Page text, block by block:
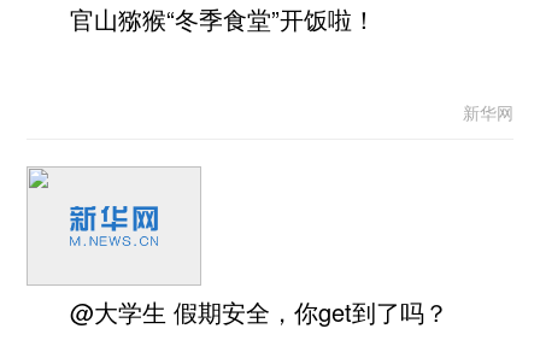
官山猕猴“冬季食堂”开饭啦！
新华网
@大学生 假期安全，你get到了吗？